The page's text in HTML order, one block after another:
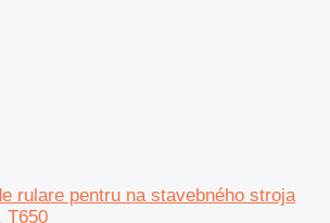
rulare pentru na stavebného stroja
T650